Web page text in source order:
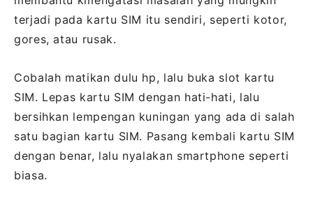
terjadi pada kartu SIM itu sendiri, seperti kotor,
gores, atau rusak.
Cobalah matikan dulu hp, lalu buka slot kartu
SIM. Lepas kartu SIM dengan hati-hati, lalu
bersihkan lempengan kuningan yang ada di salah
satu bagian kartu SIM. Pasang kembali kartu SIM
dengan benar, lalu nyalakan smartphone seperti
biasa.